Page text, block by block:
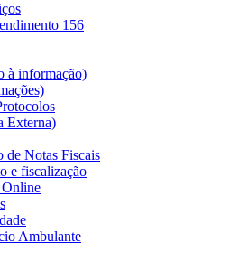
156
à informação)
Externa)
de Notas Fiscais
e fiscalização
Ambulante